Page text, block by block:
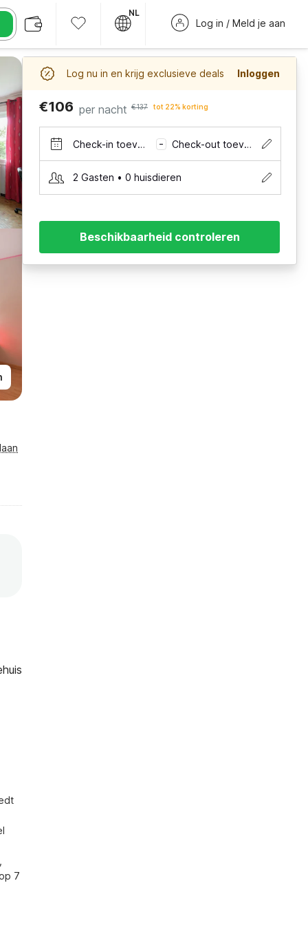
NL
Log in / Meld je aan
7
Log nu in en krijg exclusieve deals Inloggen
€106 per nacht €137 tot 22% korting
Check-in toevoegen – Check-out toevoegen
2 Gasten • 0 huisdieren
Beschikbaarheid controleren